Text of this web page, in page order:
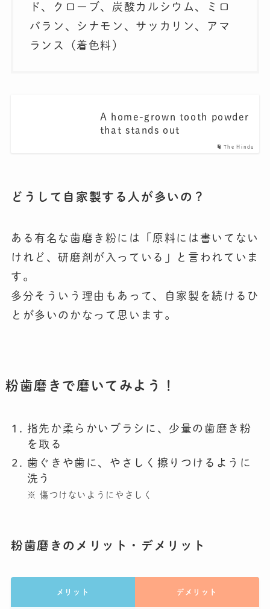
ド、クローブ、炭酸カルシウム、ミロ
バラン、シナモン、サッカリン、アマ
ランス（着色料）
The Hindu
A home-grown tooth powder
that stands out
どうして自家製する人が多いの？
ある有名な歯磨き粉には「原料には書いてない
けれど、研磨剤が入っている」と言われていま
す。
多分そういう理由もあって、自家製を続けるひ
とが多いのかなって思います。
粉歯磨きで磨いてみよう！
指先か柔らかいブラシに、少量の歯磨き粉
を取る
歯ぐきや歯に、やさしく擦りつけるように
洗う
※ 傷つけないようにやさしく
粉歯磨きのメリット・デメリット
メリット デメリット